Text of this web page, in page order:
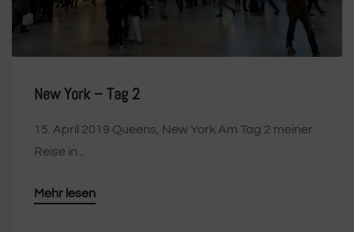
New York – Tag 2
15. April 2019 Queens, New York Am Tag 2 meiner
Reise in...
Mehr lesen